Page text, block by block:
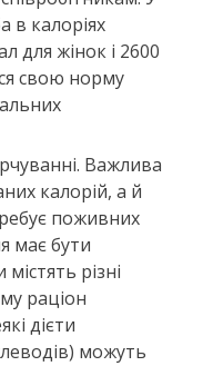
в калоріях
для жінок і 2600
свою норму
Важлива
калорій, а й
поживних
має бути
різні
раціон
дієти
можуть